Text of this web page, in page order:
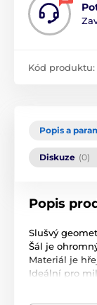
Kód produktu:
Popis a
Diskuze (0)
Popis
Slušvý
Šál je
Materiál je
Ideální pro